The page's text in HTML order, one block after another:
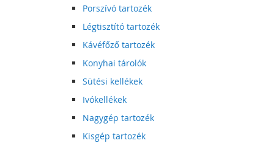
Porszívó tartozék
Légtisztító tartozék
Kávéfőző tartozék
Konyhai tárolók
Sütési kellékek
Ivókellékek
Nagygép tartozék
Kisgép tartozék